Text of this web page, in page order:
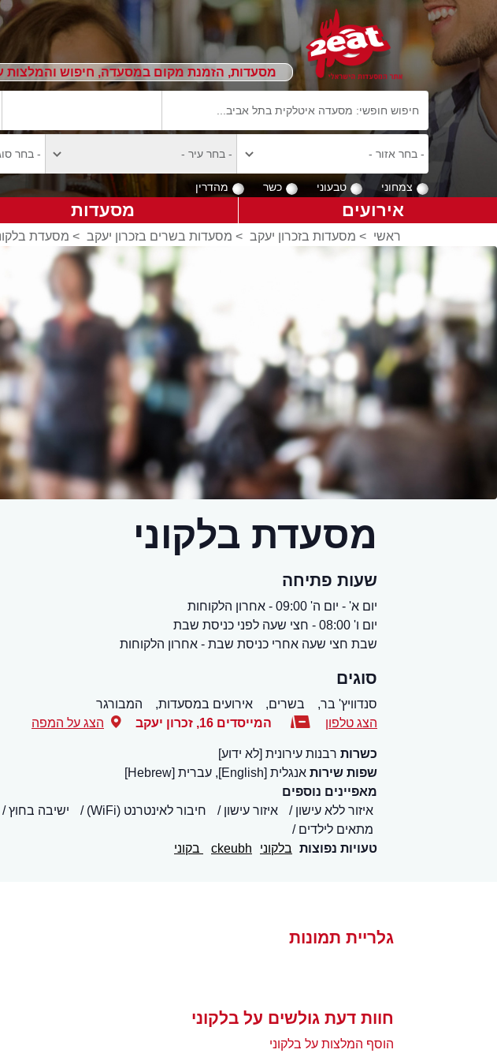
מסעדות, הזמנת מקום במסעדה, חיפוש והמלצות
צמחוני טבעוני כשר מהדרין
אירועים מסעדות
ראשי > מסעדות בזכרון יעקב > מסעדות בשרים בזכרון יעקב > מסעדת
מסעדת בלקוני
שעות פתיחה
יום א' - יום ה' 09:00 - אחרון הלקוחות
יום ו' 08:00 - חצי שעה לפני כניסת שבת
שבת חצי שעה אחרי כניסת שבת - אחרון הלקוחות
סוגים
סנדוויץ' בר, בשרים, אירועים במסעדות,
המבורגר
הצג טלפון
המייסדים 16 , זכרון יעקב הצג על המפה
כשרות רבנות עירונית [לא ידוע]
שפות שירות אנגלית [English], עברית [Hebrew]
מאפיינים נוספים
איזור ללא עישון
איזור עישון חיבור לאינטרנט (WiFi) ישיבה בחוץ
מתאים לילדים
טעויות נפוצות בלקוני ckeubh בקוני
גלריית תמונות
חוות דעת גולשים על בלקוני
הוסף המלצות על בלקוני